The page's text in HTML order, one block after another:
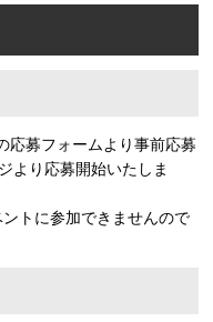
応募フォームより事前応募
より応募開始いたしま
トに参加できませんので